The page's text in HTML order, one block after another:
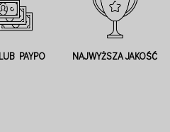
PAYPO NAJWYŻSZA JAKOŚĆ